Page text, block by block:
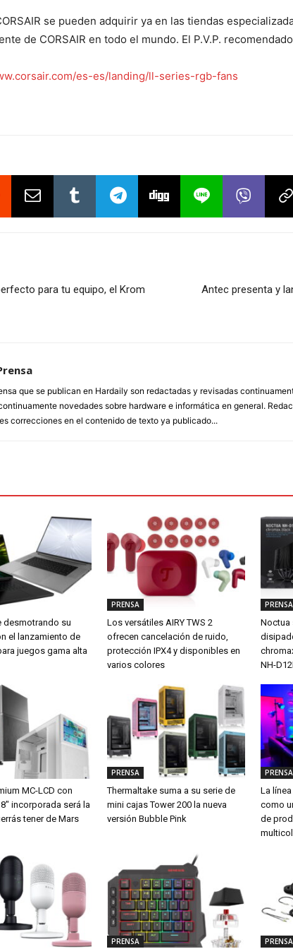
se pueden adquirir ya en las tiendas
de CORSAIR en todo el mundo. El P.V.P.
es-es/landing/ll-series-rgb-fans
para tu equipo, el Krom
Antec presenta y
que se publican en Hardaily son redactadas y revisadas
novedades sobre hardware e informática en general.
correcciones en el contenido de texto ya publicado...
desmotrando su
el lanzamiento de
juegos gama alta
PRENSA
Los versátiles AIRY TWS 2
ofrecen cancelación de ruido,
protección IPX4 y disponibles en
varios colores
PRENSA
Noctua
NH-D12L
MC-LCD con
incorporada será la
tener de Mars
PRENSA
Thermaltake suma a su serie de
mini cajas Tower 200 la nueva
versión Bubble Pink
PRENSA
La
como
de
PRENSA PRENSA